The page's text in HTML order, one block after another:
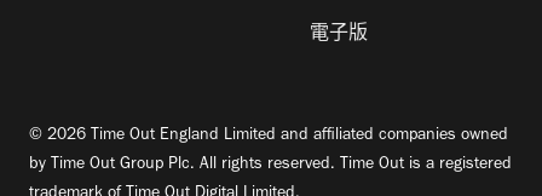
電子版
© 2026 Time Out England Limited and affiliated companies owned
by Time Out Group Plc. All rights reserved. Time Out is a registered